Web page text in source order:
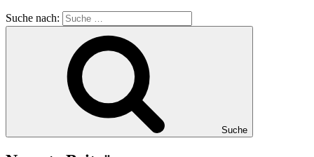
Suche nach:
Suche